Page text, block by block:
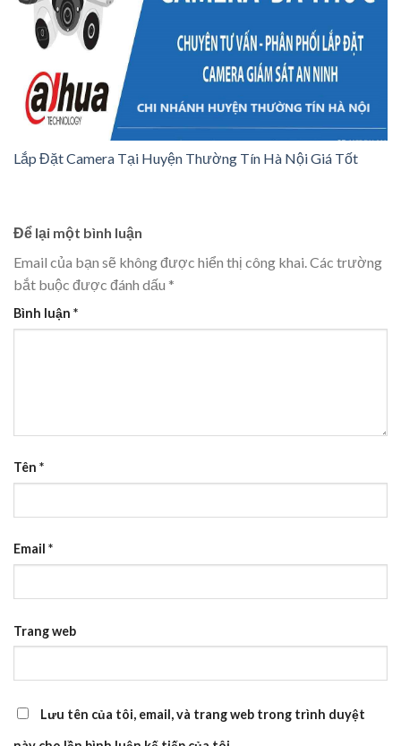
Lắp Đặt Camera Tại Huyện Thường Tín Hà Nội Giá Tốt
Để lại một bình luận
Email của bạn sẽ không được hiển thị công khai.Các trường
bắt buộc được đánh dấu *
Bình luận *
Tên *
Email *
Trang web
Lưu tên của tôi, email, và trang web trong trình duyệt